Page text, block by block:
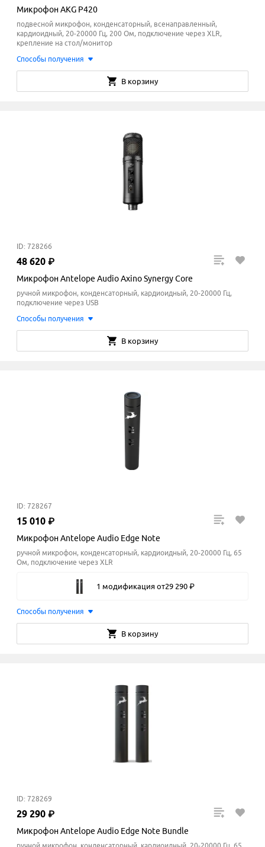
Микрофон AKG P420
подвесной микрофон, конденсаторный, всенаправленный,
кардиоидный, 20-20000 Гц, 200 Ом, подключение через XLR,
крепление на стол/монитор
Способы получения
В корзину
ID: 728266
48 620 ₽
Микрофон Antelope Audio Axino Synergy Core
ручной микрофон, конденсаторный, кардиоидный, 20-20000 Гц,
подключение через USB
Способы получения
В корзину
ID: 728267
15 010 ₽
Микрофон Antelope Audio Edge Note
ручной микрофон, конденсаторный, кардиоидный, 20-20000 Гц, 65
Ом, подключение через XLR
1 модификация от29 290 ₽
Способы получения
В корзину
ID: 728269
29 290 ₽
Микрофон Antelope Audio Edge Note Bundle